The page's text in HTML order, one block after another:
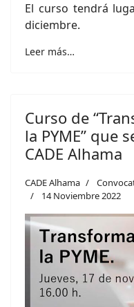
El curso tendrá
diciembre.
Leer más…
Curso de
la PYME” que
CADE Alhama
CADE Alhama
14 Noviembre 2022